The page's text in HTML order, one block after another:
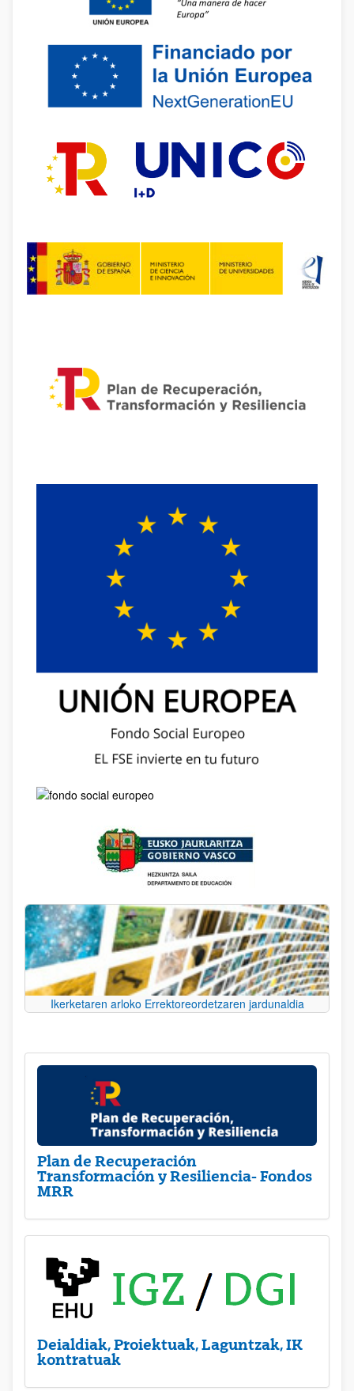
Ikerketaren arloko Errektoreordetzaren jardunaldia
Plan de Recuperación
Transformación y Resiliencia- Fondos
MRR
Deialdiak, Proiektuak, Laguntzak, IK
kontratuak